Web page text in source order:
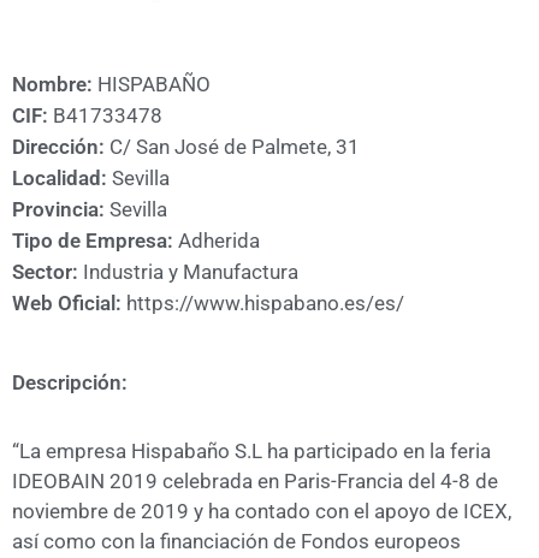
Nombre: HISPABAÑO
CIF: B41733478
Dirección: C/ San José de Palmete, 31
Localidad: Sevilla
Provincia: Sevilla
Tipo de Empresa: Adherida
Sector: Industria y Manufactura
Web Oficial: https://www.hispabano.es/es/
Descripción:
“La empresa Hispabaño S.L ha participado en la feria
IDEOBAIN 2019 celebrada en Paris-Francia del 4-8 de
noviembre de 2019 y ha contado con el apoyo de ICEX,
así como con la financiación de Fondos europeos